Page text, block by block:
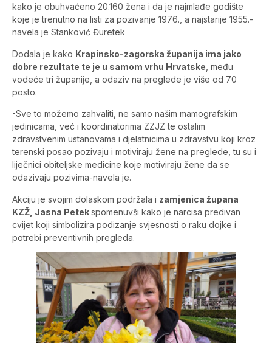
kako je obuhvaćeno 20.160 žena i da je najmlađe godište
koje je trenutno na listi za pozivanje 1976., a najstarije 1955.-
navela je Stanković Đuretek
Dodala je kako Krapinsko-zagorska županija ima jako
dobre rezultate te je u samom vrhu Hrvatske , među
vodeće tri županije, a odaziv na preglede je više od 70
posto.
-Sve to možemo zahvaliti, ne samo našim mamografskim
jedinicama, već i koordinatorima ZZJZ te ostalim
zdravstvenim ustanovama i djelatnicima u zdravstvu koji kroz
terenski posao pozivaju i motiviraju žene na preglede, tu su i
liječnici obiteljske medicine koje motiviraju žene da se
odazivaju pozivima-navela je.
Akciju je svojim dolaskom podržala i zamjenica župana
KZŽ, Jasna Petekspomenuvši kako je narcisa predivan
cvijet koji simbolizira podizanje svjesnosti o raku dojke i
potrebi preventivnih pregleda.